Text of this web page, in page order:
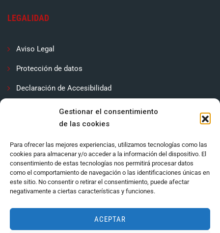
Gestionar el consentimiento
de las cookies
Para ofrecer las mejores experiencias, utilizamos tecnologías como las
cookies para almacenar y/o acceder a la información del dispositivo. El
consentimiento de estas tecnologías nos permitirá procesar datos
como el comportamiento de navegación o las identificaciones únicas en
este sitio. No consentir o retirar el consentimiento, puede afectar
negativamente a ciertas características y funciones.
ACEPTAR
LEGALIDAD
Aviso Legal
Protección de datos
Declaración de Accesibilidad
Política de cookies (UE)